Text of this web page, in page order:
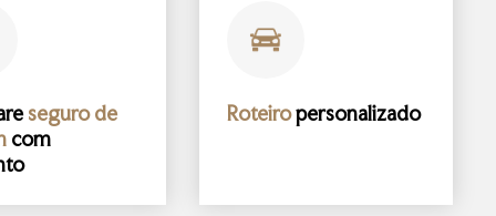
seguro de
com
Roteiropersonalizado